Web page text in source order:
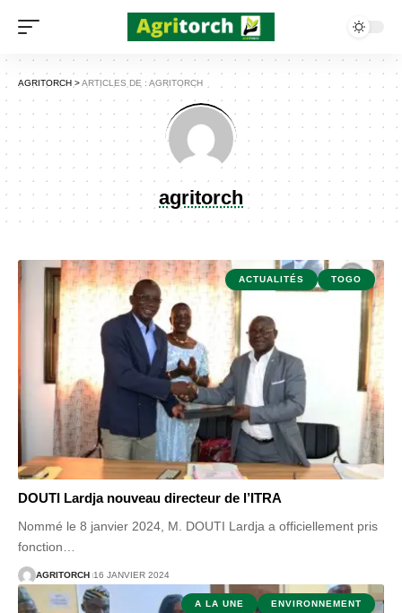
AGRITORCH >ARTICLES DE : AGRITORCH
agritorch
ACTUALITÉS TOGO
DOUTI Lardja nouveau directeur de l’ITRA
Nommé le 8 janvier 2024, M. DOUTI Lardja a officiellement pris
fonction
AGRITORCH 16 JANVIER 2024
A LA UNE ENVIRONNEMENT